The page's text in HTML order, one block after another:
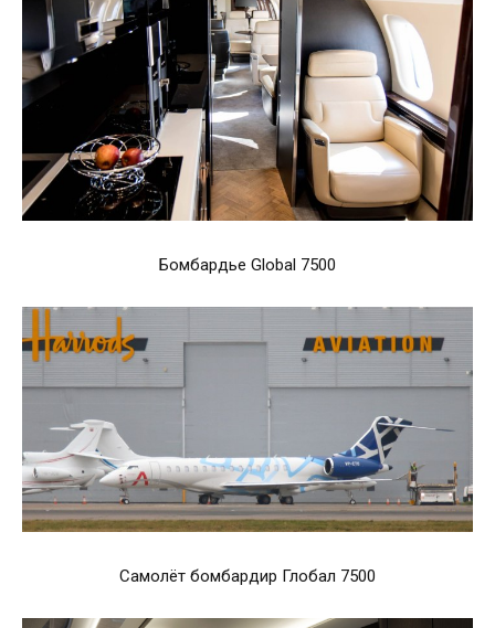
Бомбардье Global 7500
Самолёт бомбардир Глобал 7500